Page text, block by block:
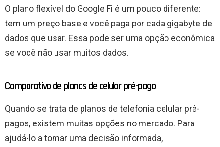
O plano flexível do Google Fi é um pouco diferente:
tem um preço base e você paga por cada gigabyte de
dados que usar. Essa pode ser uma opção econômica
se você não usar muitos dados.
Comparativo de planos de celular pré-pago
Quando se trata de planos de telefonia celular pré-
pagos, existem muitas opções no mercado. Para
ajudá-lo a tomar uma decisão informada,